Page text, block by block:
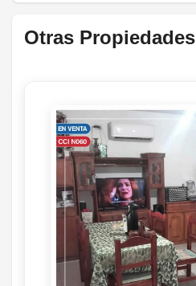
Otras Propiedades